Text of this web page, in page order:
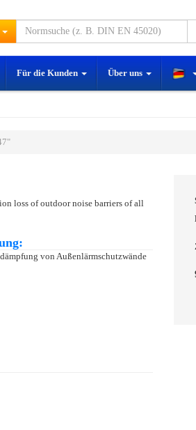
Für die Kunden Über uns
loss of outdoor noise barriers of all
von Außenlärmschutzwände